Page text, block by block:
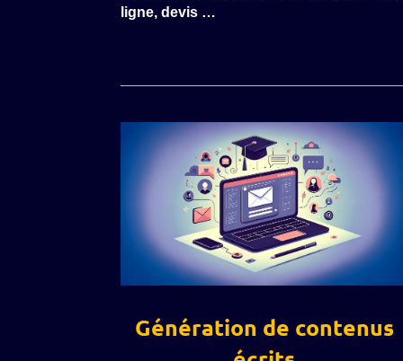
ligne, devis …
Génération de contenus